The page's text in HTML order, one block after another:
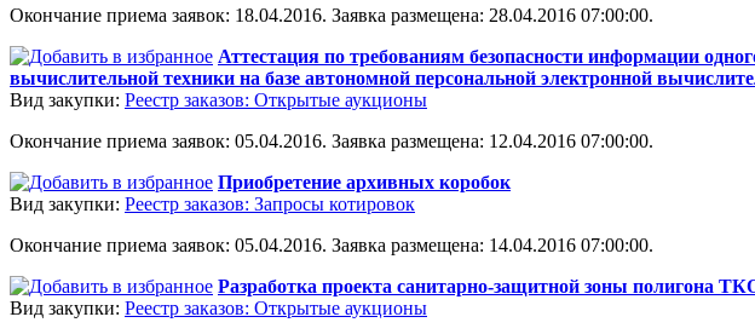
Окончание приема заявок: 18.04.2016. Заявка размещена: 28.04.2016 07:00:00.
Аттестация по требованиям безопасности информации
вычислительной техники на базе автономной персональной электронной
Вид закупки: Реестр заказов: Открытые аукционы
Окончание приема заявок: 05.04.2016. Заявка размещена: 12.04.2016 07:00:00.
Приобретение архивных коробок
Вид закупки: Реестр заказов: Запросы котировок
Окончание приема заявок: 05.04.2016. Заявка размещена: 14.04.2016 07:00:00.
Разработка проекта санитарно-защитной зоны полигона
Вид закупки: Реестр заказов: Открытые аукционы